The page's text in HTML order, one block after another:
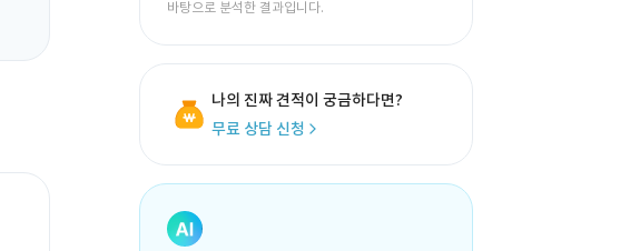
바탕으로 분석한 결과입니다.
나의 진짜 견적이 궁금하다면?
무료 상담 신청